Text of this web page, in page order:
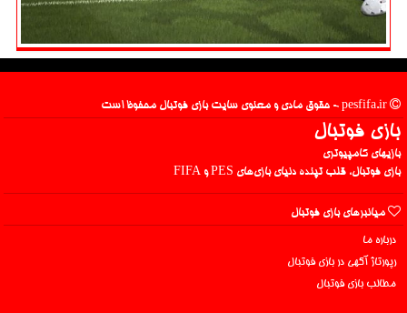
بازی فوتبال
بازیهای کامپیوتری
بازی فوتبال، قلب تپنده دنیای بازی‌های PES و FIFA
میانبرهای بازی فوتبال
درباره ما
رپورتاژ آگهی در بازی فوتبال
مطالب بازی فوتبال